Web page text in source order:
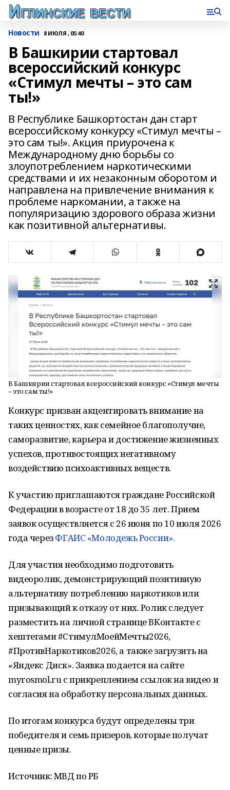
Новости 8 ИЮЛЯ , 05:40
В Башкирии стартовал
всероссийский конкурс
«Стимул мечты – это сам
ты!»
В Республике Башкортостан дан старт
всероссийскому конкурсу «Стимул мечты –
это сам ты!». Акция приурочена к
Международному дню борьбы со
злоупотреблением наркотическими
средствами и их незаконным оборотом и
направлена на привлечение внимания к
проблеме наркомании, а также на
популяризацию здорового образа жизни
как позитивной альтернативы.
В Башкирии стартовал всероссийский конкурс «Стимул мечты
– это сам ты!»
Конкурс призван акцентировать внимание на
таких ценностях, как семейное благополучие,
саморазвитие, карьера и достижение жизненных
успехов, противостоящих негативному
воздействию психоактивных веществ.
К участию приглашаются граждане Российской
Федерации в возрасте от 18 до 35 лет. Прием
заявок осуществляется с 26 июня по 10 июля 2026
года черезФГАИС «Молодежь России».
Для участия необходимо подготовить
видеоролик, демонстрирующий позитивную
альтернативу потреблению наркотиков или
призывающий к отказу от них. Ролик следует
разместить на личной странице ВКонтакте с
хештегами #СтимулМоейМечты2026,
#ПротивНаркотиков2026, а также загрузить на
«Яндекс Диск». Заявка подается на сайте
myrosmol.ru с прикреплением ссылок на видео и
согласия на обработку персональных данных.
По итогам конкурса будут определены три
победителя и семь призеров, которые получат
ценные призы.
Источник: МВД по РБ